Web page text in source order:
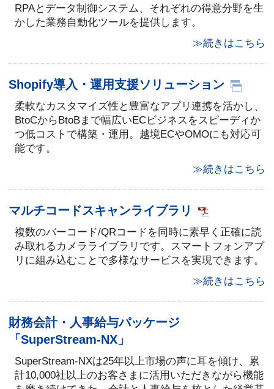
RPAとデータ制御システム、それぞれの得意分野を生
かした業務自動化ツールを提供します。
≫続きはこちら
Shopify導入・運用支援ソリューション
柔軟なカスタマイズ性と豊富なアプリ連携を活かし、
BtoCからBtoBまで幅広いECビジネスをスピーディか
つ低コストで構築・運用。越境ECやOMOにも対応可
能です。
≫続きはこちら
マルチコードスキャンライブラリ
複数のバーコード/QRコードを同時に素早く正確に読
み取れるカメラライブラリです。スマートフォンアプ
リに組み込むことで多様なサービスを実現できます。
≫続きはこちら
財務会計・人事給与パッケージ
「SuperStream-NX」
SuperStream-NXは25年以上市場の声に耳を傾け、累
計10,000社以上のお客さまに活用いただきながら機能